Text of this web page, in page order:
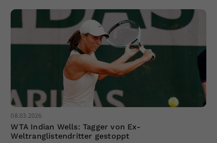
08.03.2026
WTA Indian Wells: Tagger von Ex-
Weltranglistendritter gestoppt
Zweck
Dieser Wert speichert Ihre Consent-
Einstellungen. Unter anderem eine
zufällig generierte ID, für die
historische Speicherung Ihrer
vorgenommen Einstellungen, falls der
Webseiten-Betreiber dies eingestellt